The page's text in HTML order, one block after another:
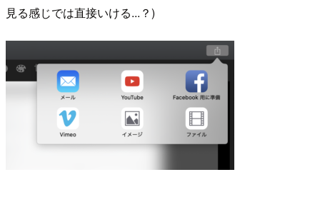
見る感じでは直接いける...？)